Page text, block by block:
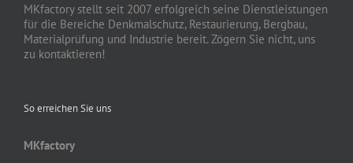
MKfactory stellt seit 2007 erfolgreich seine Dienstleistungen
für die Bereiche Denkmalschutz, Restaurierung, Bergbau,
Materialprüfung und Industrie bereit. Zögern Sie nicht, uns
zu kontaktieren!
So erreichen Sie uns
MKfactory